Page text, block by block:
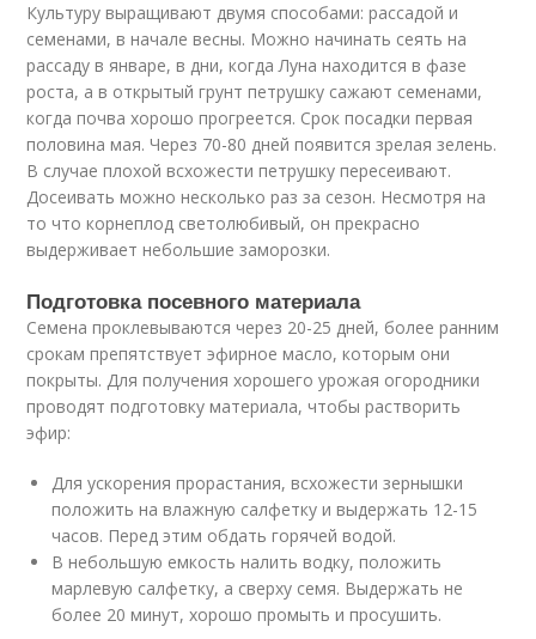
Культуру выращивают двумя способами: рассадой и
семенами, в начале весны. Можно начинать сеять на
рассаду в январе, в дни, когда Луна находится в фазе
роста, а в открытый грунт петрушку сажают семенами,
когда почва хорошо прогреется. Срок посадки первая
половина мая. Через 70-80 дней появится зрелая зелень.
В случае плохой всхожести петрушку пересеивают.
Досеивать можно несколько раз за сезон. Несмотря на
то что корнеплод светолюбивый, он прекрасно
выдерживает небольшие заморозки.
Подготовка посевного материала
Семена проклевываются через 20-25 дней, более ранним
срокам препятствует эфирное масло, которым они
покрыты. Для получения хорошего урожая огородники
проводят подготовку материала, чтобы растворить
эфир:
Для ускорения прорастания, всхожести зернышки
положить на влажную салфетку и выдержать 12-15
часов. Перед этим обдать горячей водой.
В небольшую емкость налить водку, положить
марлевую салфетку, а сверху семя. Выдержать не
более 20 минут, хорошо промыть и просушить.